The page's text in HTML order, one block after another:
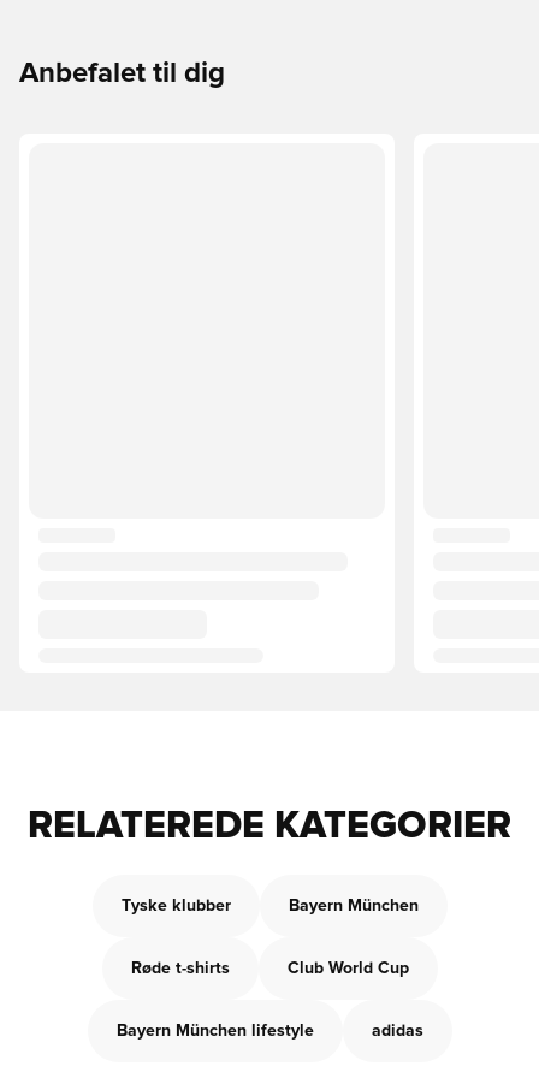
Anbefalet til dig
RELATEREDE KATEGORIER
Tyske klubber Bayern München
Røde t-shirts Club World Cup
Bayern München lifestyle adidas